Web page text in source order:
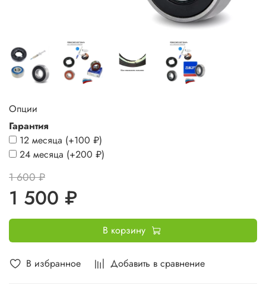
В избранное Добавить в сравнение
Опции
Гарантия
12 месяца (+100 ₽)
24 месяца (+200 ₽)
1 600 ₽
1 500 ₽
В корзину